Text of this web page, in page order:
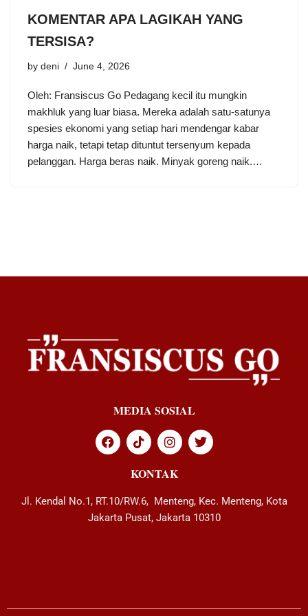
KOMENTAR APA LAGIKAH YANG
TERSISA?
by deni June 4, 2026
Oleh: Fransiscus Go Pedagang kecil itu mungkin
makhluk yang luar biasa. Mereka adalah satu-satunya
spesies ekonomi yang setiap hari mendengar kabar
harga naik, tetapi tetap dituntut tersenyum kepada
pelanggan. Harga beras naik. Minyak goreng naik.…
MEDIA SOSIAL
KONTAK
Jl. Kendal No.1, RT.10/RW.6, Menteng, Kec. Menteng, Kota
Jakarta Pusat, Jakarta 10310